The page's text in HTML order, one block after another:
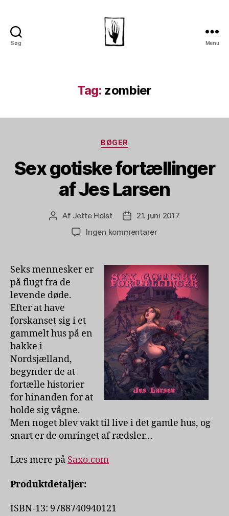
Søg Menu
Tag: zombier
Kategorier
BØGER
Sex gotiske fortællinger
af Jes Larsen
Indlægsforfatter
Af Jette Holst Indlægsdato
21. juni 2017
Ingen kommentarertil
fortællinger
af
Jes
Larsen
Seks mennesker er
på flugt fra de
levende døde.
Efter at have
forskanset sig i et
gammelt hus på en
bakke i
Nordsjælland,
begynder de at
fortælle historier
for hinanden for at
holde sig vågne.
Men noget blev vakt til live i det gamle hus, og
snart er de omringet af rædsler…
Læs mere på Saxo.com
Produktdetaljer:
ISBN-13: 9788740940121